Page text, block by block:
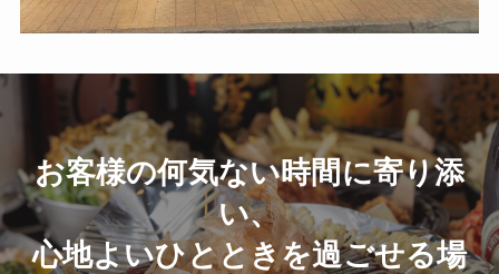
お客様の何気ない時間に寄り添
い、
心地よいひとときを過ごせる場